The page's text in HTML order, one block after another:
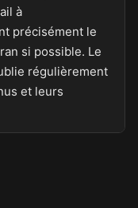
à
précisément le
si possible. Le
régulièrement
et leurs